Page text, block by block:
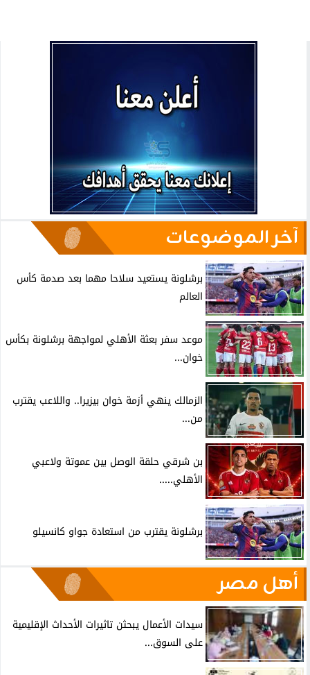
آخر الموضوعات
برشلونة يستعيد سلاحا مهما بعد صدمة كأس
العالم
موعد سفر بعثة الأهلي لمواجهة برشلونة بكأس
خوان...
الزمالك ينهي أزمة خوان بيزيرا.. واللاعب يقترب
من...
بن شرقي حلقة الوصل بين عموتة ولاعبي
الأهلي.....
برشلونة يقترب من استعادة جواو كانسيلو
أهل مصر
سيدات الأعمال يبحثن تاثيرات الأحداث الإقليمية
على السوق...